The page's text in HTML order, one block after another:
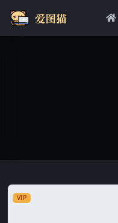
VIP